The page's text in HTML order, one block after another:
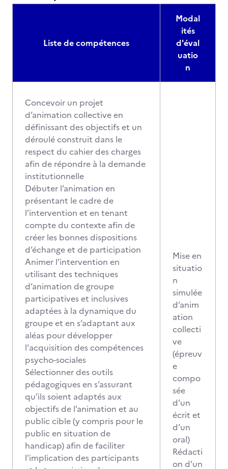
Liste de compétences
Modal
ités
d'éval
uatio
n
Concevoir un projet
d’animation collective en
définissant des objectifs et un
déroulé construit dans le
respect du cahier des charges
afin de répondre à la demande
institutionnelle
Débuter l’animation en
présentant le cadre de
l’intervention et en tenant
compte du contexte afin de
créer les bonnes dispositions
d’échange et de participation
Animer l’intervention en
utilisant des techniques
d’animation de groupe
participatives et inclusives
adaptées à la dynamique du
groupe et en s’adaptant aux
aléas pour développer
l'acquisition des compétences
psycho-sociales
Sélectionner des outils
pédagogiques en s’assurant
qu’ils soient adaptés aux
objectifs de l’animation et au
public cible (y compris pour le
public en situation de
handicap) afin de faciliter
l'implication des participants
Mise en
situatio
n
simulée
d’anim
ation
collecti
ve
(épreuv
e
compo
sée
d’un
écrit et
d’un
oral)
Rédacti
on d’un